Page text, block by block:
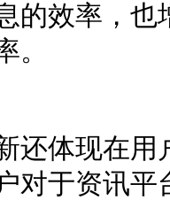
的效率，
。
体现在用
对于资讯